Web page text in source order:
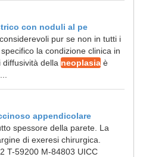
con noduli al pe
pur se non in tutti i
la condizione clinica in
della neoplasia è
appendicolare
spessore della parete. La
di exeresi chirurgica.
T-59200 M-84803 UICC